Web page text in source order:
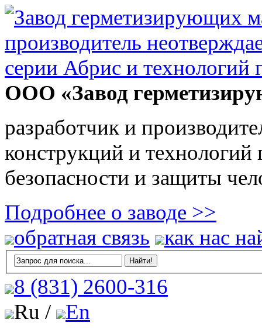
ООО «Завод
разработчик и
конструкций и
безопасности и защиты
Подробнее о заводе >>
обратная связь
как нас
8 (831) 2600-316
Ru /
En